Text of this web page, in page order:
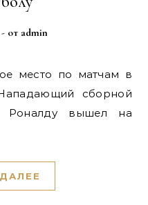
- от admin
сборной
Роналду вышел на